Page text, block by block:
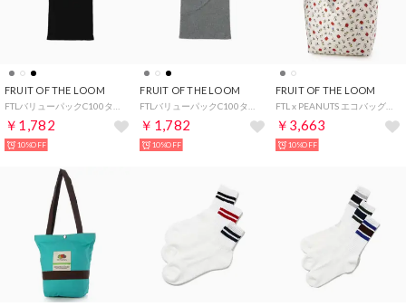
FRUIT OF THE LOOM
￥1,782
10%OFF
FRUIT OF THE LOOM
￥1,782
10%OFF
FRUIT OF THE LOOM
FTL x PEANUTS エコバッグL1/ピーナッツコラボ スヌーピー ロゴ 総柄プリント （アイボリー）
￥3,663
10%OFF